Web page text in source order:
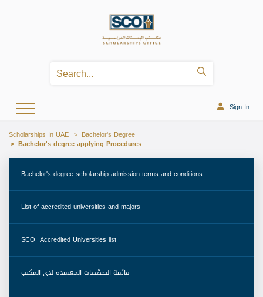
Sign In
Scholarships In UAE Bachelor's Degree
Bachelor's degree applying Procedures
Bachelor's degree scholarship admission terms and conditions
List of accredited universities and majors
SCO  Accredited Universities list